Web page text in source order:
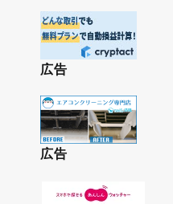
広告
広告